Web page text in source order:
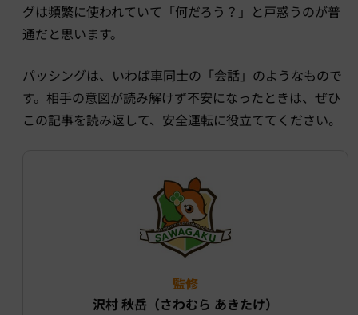
グは頻繁に使われていて「何だろう？」と戸惑うのが普
通だと思います。
パッシングは、いわば車同士の「会話」のようなもので
す。相手の意図が読み解けず不安になったときは、ぜひ
この記事を読み返して、安全運転に役立ててください。
監修
沢村 秋岳（さわむら あきたけ）